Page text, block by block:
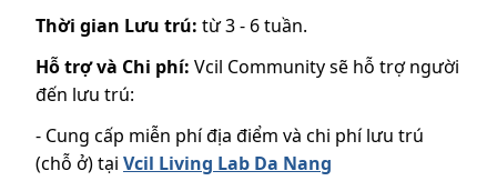
Thời gian Lưu trú: từ 3 - 6 tuần.
Hỗ trợ và Chi phí: Vcil Community sẽ hỗ trợ người
đến lưu trú:
- Cung cấp miễn phí địa điểm và chi phí lưu trú
(chỗ ở) tại Vcil Living Lab Da Nang